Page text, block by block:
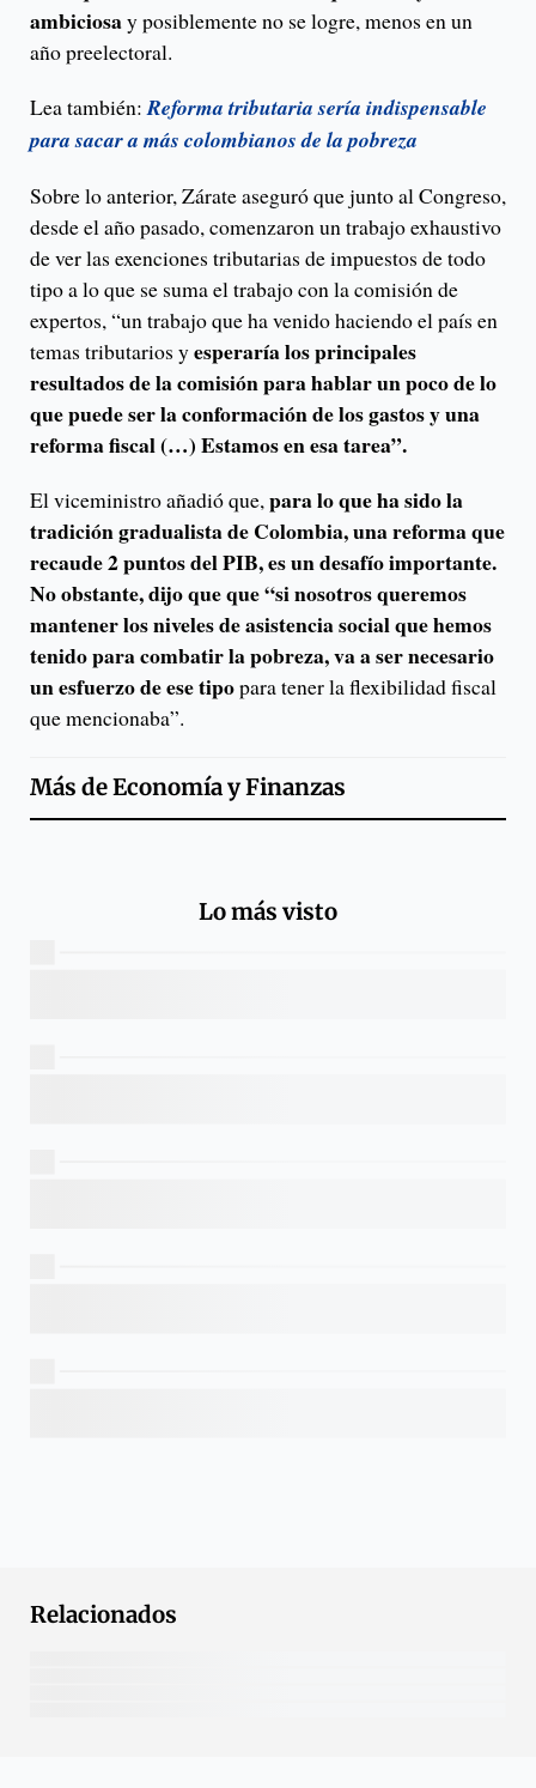
ambiciosay posiblemente no se logre, menos en un
año preelectoral.
Lea también: Reforma tributaria sería indispensable
para sacar a más colombianos de la pobreza
Sobre lo anterior, Zárate aseguró que junto al Congreso,
desde el año pasado, comenzaron un trabajo exhaustivo
de ver las exenciones tributarias de impuestos de todo
tipo a lo que se suma el trabajo con la comisión de
expertos, “un trabajo que ha venido haciendo el país en
temas tributarios yesperaría los principales
resultados de la comisión para hablar un poco de lo
que puede ser la conformación de los gastos y una
reforma fiscal (…) Estamos en esa tarea”.
El viceministro añadió que, para lo que ha sido la
tradición gradualista de Colombia, una reforma que
recaude 2 puntos del PIB, es un desafío importante.
No obstante, dijo que que “si nosotros queremos
mantener los niveles de asistencia social que hemos
tenido para combatir la pobreza, va a ser necesario
un esfuerzo de ese tipopara tener la flexibilidad fiscal
que mencionaba”.
Más deEconomía y Finanzas
Lo más visto
Relacionados